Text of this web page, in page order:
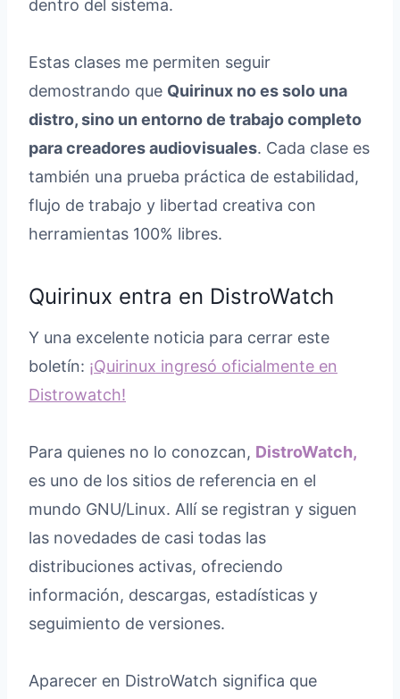
dentro del sistema.
Estas clases me permiten seguir
demostrando que Quirinux no es solo una
distro, sino un entorno de trabajo completo
para creadores audiovisuales. Cada clase es
también una prueba práctica de estabilidad,
flujo de trabajo y libertad creativa con
herramientas 100% libres.
Quirinux entra en DistroWatch
Y una excelente noticia para cerrar este
boletín: ¡Quirinux ingresó oficialmente en
Distrowatch!
Para quienes no lo conozcan, DistroWatch,
es uno de los sitios de referencia en el
mundo GNU/Linux. Allí se registran y siguen
las novedades de casi todas las
distribuciones activas, ofreciendo
información, descargas, estadísticas y
seguimiento de versiones.
Aparecer en DistroWatch significa que